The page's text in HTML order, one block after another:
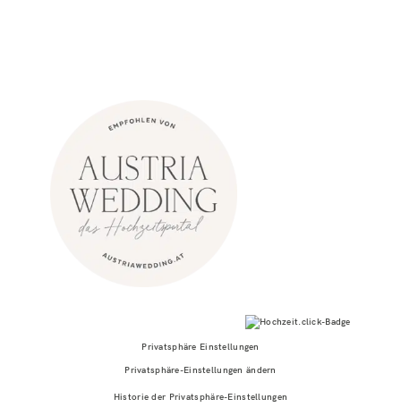
Privatsphäre Einstellungen
Privatsphäre-Einstellungen ändern
Historie der Privatsphäre-Einstellungen